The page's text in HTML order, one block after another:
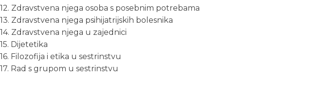
12. Zdravstvena njega osoba s posebnim potrebama
13. Zdravstvena njega psihijatrijskih bolesnika
14. Zdravstvena njega u zajednici
15. Dijetetika
16. Filozofija i etika u sestrinstvu
17. Rad s grupom u sestrinstvu